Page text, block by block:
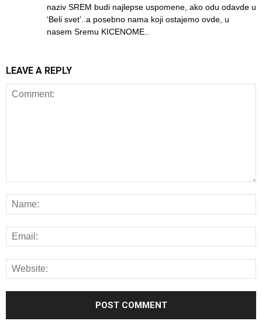
naziv SREM budi najlepse uspomene, ako odu odavde u
‘Beli svet’..a posebno nama koji ostajemo ovde, u
nasem Sremu KICENOME..
LEAVE A REPLY